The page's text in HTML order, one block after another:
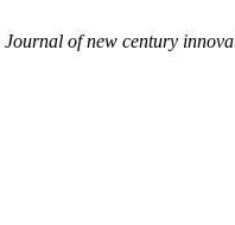
Journal of new century